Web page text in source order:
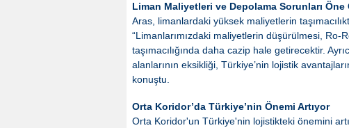
Liman Maliyetleri ve Depolama Sorunları Öne
Aras, limanlardaki yüksek maliyetlerin
“Limanlarımızdaki maliyetlerin düşürülmesi, Ro-
taşımacılığında daha cazip hale getirecektir.
alanlarının eksikliği, Türkiye’nin lojistik
konuştu.
Orta Koridor’da Türkiye’nin Önemi Artıyor
Orta Koridor'un Türkiye'nin lojistikteki önemini